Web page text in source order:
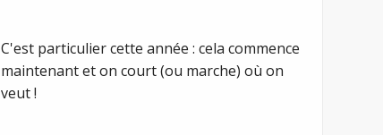
C'est particulier cette année : cela commence
maintenant et on court (ou marche) où on
veut !